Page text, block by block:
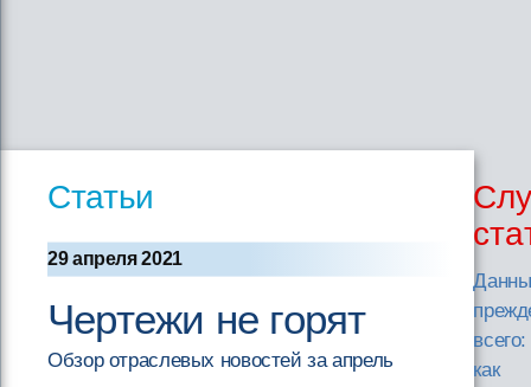
Статьи
29 апреля 2021
Чертежи не горят
Обзор отраслевых новостей за апрель
всего:
как